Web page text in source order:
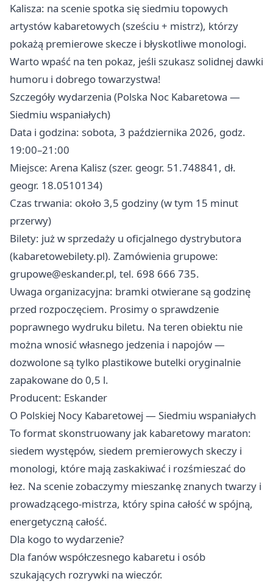
Kalisza: na scenie spotka się siedmiu topowych
artystów kabaretowych (sześciu + mistrz), którzy
pokażą premierowe skecze i błyskotliwe monologi.
Warto wpaść na ten pokaz, jeśli szukasz solidnej dawki
humoru i dobrego towarzystwa!
Szczegóły wydarzenia (Polska Noc Kabaretowa —
Siedmiu wspaniałych)
Data i godzina: sobota, 3 października 2026, godz.
19:00–21:00
Miejsce: Arena Kalisz (szer. geogr. 51.748841, dł.
geogr. 18.0510134)
Czas trwania: około 3,5 godziny (w tym 15 minut
przerwy)
Bilety: już w sprzedaży u oficjalnego dystrybutora
(kabaretowebilety.pl). Zamówienia grupowe:
grupowe@eskander.pl, tel. 698 666 735.
Uwaga organizacyjna: bramki otwierane są godzinę
przed rozpoczęciem. Prosimy o sprawdzenie
poprawnego wydruku biletu. Na teren obiektu nie
można wnosić własnego jedzenia i napojów —
dozwolone są tylko plastikowe butelki oryginalnie
zapakowane do 0,5 l.
Producent: Eskander
O Polskiej Nocy Kabaretowej — Siedmiu wspaniałych
To format skonstruowany jak kabaretowy maraton:
siedem występów, siedem premierowych skeczy i
monologi, które mają zaskakiwać i rozśmieszać do
łez. Na scenie zobaczymy mieszankę znanych twarzy i
prowadzącego-mistrza, który spina całość w spójną,
energetyczną całość.
Dla kogo to wydarzenie?
Dla fanów współczesnego kabaretu i osób
szukających rozrywki na wieczór.